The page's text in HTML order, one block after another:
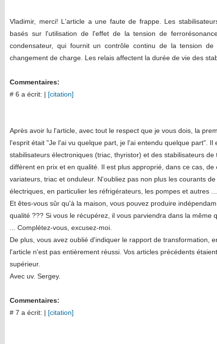
Vladimir, merci! L'article a une faute de frappe. Les
basés sur l'utilisation de l'effet de la tension de
condensateur, qui fournit un contrôle continu de la tension
changement de charge. Les relais affectent la durée de vie des
Commentaires:
# 6 a écrit: | [citation]
Après avoir lu l'article, avec tout le respect que je vous dois, la
l'esprit était "Je l'ai vu quelque part, je l'ai entendu quelque part". Il
stabilisateurs électroniques (triac, thyristor) et des stabilisateurs
diffèrent en prix et en qualité. Il est plus approprié, dans ce cas,
variateurs, triac et onduleur. N'oubliez pas non plus les courants
électriques, en particulier les réfrigérateurs, les pompes et autres ...
Et êtes-vous sûr qu'à la maison, vous pouvez produire
qualité ??? Si vous le récupérez, il vous parviendra dans la même
... Complétez-vous, excusez-moi.
De plus, vous avez oublié d'indiquer le rapport de transformation,
l'article n'est pas entièrement réussi. Vos articles précédents
supérieur.
Avec uv. Sergey.
Commentaires:
# 7 a écrit: | [citation]